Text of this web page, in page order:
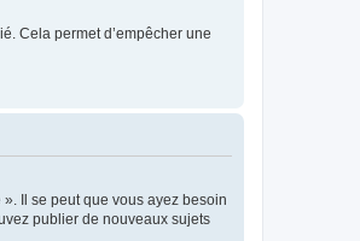
Cela permet d’empêcher une
Il se peut que vous ayez besoin
publier de nouveaux sujets